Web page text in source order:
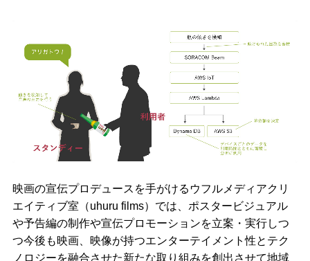
映画の宣伝プロデュースを手がけるウフルメディアクリ
エイティブ室（uhuru films）では、ポスタービジュアル
や予告編の制作や宣伝プロモーションを立案・実行しつ
つ今後も映画、映像が持つエンターテイメント性とテク
ノロジーを融合させた新たな取り組みを創出させて地域